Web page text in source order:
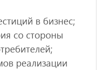
в бизнес;
со стороны
реализации